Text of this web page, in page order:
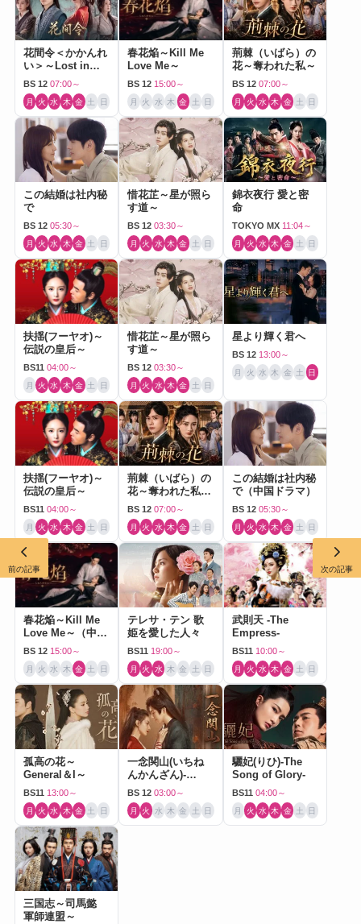
花間令＜かかんれ
い＞～Lost in
Love～
BS 12 07:00～
月 火 水 木 金 土 日
春花焔～Kill Me
Love Me～
BS 12 15:00～
月 火 水 木 金 土 日
荊棘（いばら）の
花～奪われた私～
BS 12 07:00～
月 火 水 木 金 土 日
この結婚は社内秘
で
BS 12 05:30～
月 火 水 木 金 土 日
惜花芷～星が照ら
す道～
BS 12 03:30～
月 火 水 木 金 土 日
錦衣夜行 愛と密
命
TOKYO MX 11:04～
月 火 水 木 金 土 日
扶揺(フーヤオ)～
伝説の皇后～
BS11 04:00～
月 火 水 木 金 土 日
惜花芷～星が照ら
す道～
BS 12 03:30～
月 火 水 木 金 土 日
星より輝く君へ
BS 12 13:00～
月 火 水 木 金 土 日
扶揺(フーヤオ)～
伝説の皇后～
BS11 04:00～
月 火 水 木 金 土 日
荊棘（いばら）の
花～奪われた私～
（中国ドラマ）
BS 12 07:00～
月 火 水 木 金 土 日
この結婚は社内秘
で（中国ドラマ）
BS 12 05:30～
月 火 水 木 金 土 日
春花焔～Kill Me
Love Me～（中国
ドラマ）
BS 12 15:00～
月 火 水 木 金 土 日
テレサ・テン 歌
姫を愛した人々
BS11 19:00～
月 火 水 木 金 土 日
武則天 -The
Empress-
BS11 10:00～
月 火 水 木 金 土 日
孤高の花～
General＆I～
BS11 13:00～
月 火 水 木 金 土 日
一念関山(いちね
んかんざん)-
Journey to Love-
BS 12 03:00～
月 火 水 木 金 土 日
驪妃(りひ)-The
Song of Glory-
BS11 04:00～
月 火 水 木 金 土 日
三国志～司馬懿
軍師連盟～
前の記事 次の記事